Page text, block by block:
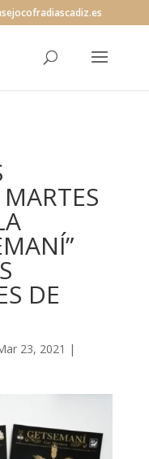
DE
23, 2021 |